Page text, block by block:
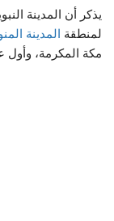
يذكر أن المدينة
لمنطقة
المدينة
مكة المكرمة، وأول